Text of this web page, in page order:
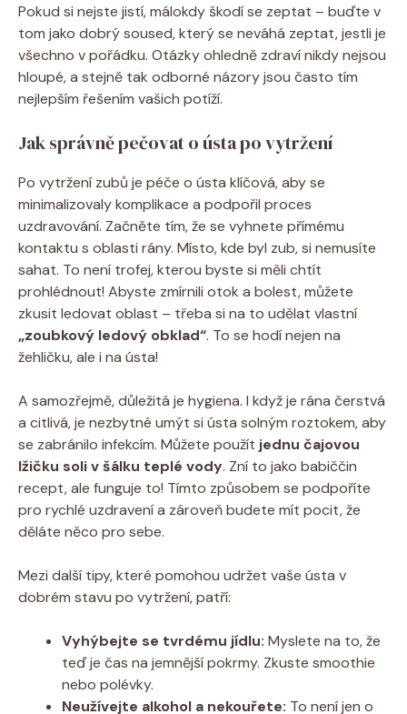
Pokud si nejste jistí, málokdy škodí se zeptat – buďte v
tom jako dobrý soused, který se neváhá zeptat, jestli je
všechno v pořádku. Otázky ohledně zdraví nikdy nejsou
hloupé, a stejně tak odborné názory jsou často tím
nejlepším řešením vašich potíží.
Jak správně pečovat o ústa po vytržení
Po vytržení zubů je péče o ústa klíčová, aby se
minimalizovaly komplikace a podpořil proces
uzdravování. Začněte tím, že se vyhnete přímému
kontaktu s oblasti rány. Místo, kde byl zub, si nemusíte
sahat. To není trofej, kterou byste si měli chtít
prohlédnout! Abyste zmírnili otok a bolest, můžete
zkusit ledovat oblast – třeba si na to udělat vlastní
„zoubkový ledový obklad“. To se hodí nejen na
žehličku, ale i na ústa!
A samozřejmě, důležitá je hygiena. I když je rána čerstvá
a citlivá, je nezbytné umýt si ústa solným roztokem, aby
se zabránilo infekcím. Můžete použít jednu čajovou
lžičku soli v šálku teplé vody. Zní to jako babiččin
recept, ale funguje to! Tímto způsobem se podpoříte
pro rychlé uzdravení a zároveň budete mít pocit, že
děláte něco pro sebe.
Mezi další tipy, které pomohou udržet vaše ústa v
dobrém stavu po vytržení, patří:
Vyhýbejte se tvrdému jídlu: Myslete na to, že
teď je čas na jemnější pokrmy. Zkuste smoothie
nebo polévky.
Neužívejte alkohol a nekouřete: To není jen o